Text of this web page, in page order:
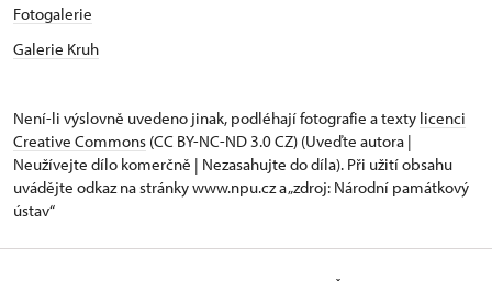
Fotogalerie
Galerie Kruh
Není-li výslovně uvedeno jinak, podléhají fotografie a texty licenci
Creative Commons (CC BY-NC-ND 3.0 CZ) (Uveďte autora |
Neužívejte dílo komerčně | Nezasahujte do díla). Při užití obsahu
uvádějte odkaz na stránky www.npu.cz a „zdroj: Národní památkový
ústav“